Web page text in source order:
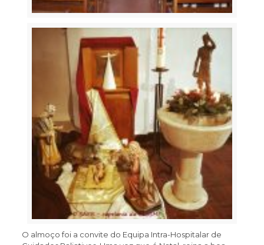
O almoço foi a convite do Equipa Intra-Hospitalar de